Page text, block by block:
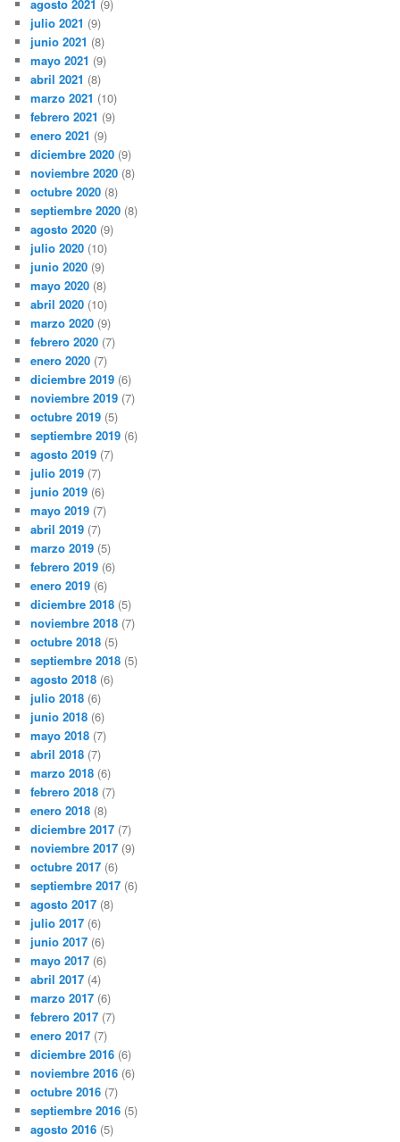
agosto 2021 (9)
julio 2021 (9)
junio 2021 (8)
mayo 2021 (9)
abril 2021 (8)
marzo 2021 (10)
febrero 2021 (9)
enero 2021 (9)
diciembre 2020 (9)
noviembre 2020 (8)
octubre 2020 (8)
septiembre 2020 (8)
agosto 2020 (9)
julio 2020 (10)
junio 2020 (9)
mayo 2020 (8)
abril 2020 (10)
marzo 2020 (9)
febrero 2020 (7)
enero 2020 (7)
diciembre 2019 (6)
noviembre 2019 (7)
octubre 2019 (5)
septiembre 2019 (6)
agosto 2019 (7)
julio 2019 (7)
junio 2019 (6)
mayo 2019 (7)
abril 2019 (7)
marzo 2019 (5)
febrero 2019 (6)
enero 2019 (6)
diciembre 2018 (5)
noviembre 2018 (7)
octubre 2018 (5)
septiembre 2018 (5)
agosto 2018 (6)
julio 2018 (6)
junio 2018 (6)
mayo 2018 (7)
abril 2018 (7)
marzo 2018 (6)
febrero 2018 (7)
enero 2018 (8)
diciembre 2017 (7)
noviembre 2017 (9)
octubre 2017 (6)
septiembre 2017 (6)
agosto 2017 (8)
julio 2017 (6)
junio 2017 (6)
mayo 2017 (6)
abril 2017 (4)
marzo 2017 (6)
febrero 2017 (7)
enero 2017 (7)
diciembre 2016 (6)
noviembre 2016 (6)
octubre 2016 (7)
septiembre 2016 (5)
agosto 2016 (5)